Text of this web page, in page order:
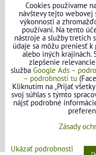
O nás
Kontakt
Požičovňa náradia
Názory našich
Mapa stránok
SLEDUJTE NÁS
Facebook
Cookies používame
návštevy tejto webovej
výkonnosti a
používaní. Na tento
nástroje a služby tretích
údaje sa môžu preniesť k
alebo iných krajinách.
zlepšenie
služba Google Ads –
– podrobnosti tu
Kliknutím na „Prijať
svoj súhlas s týmto
nájsť podrobné
Zásady
Ukázať podrobnosti